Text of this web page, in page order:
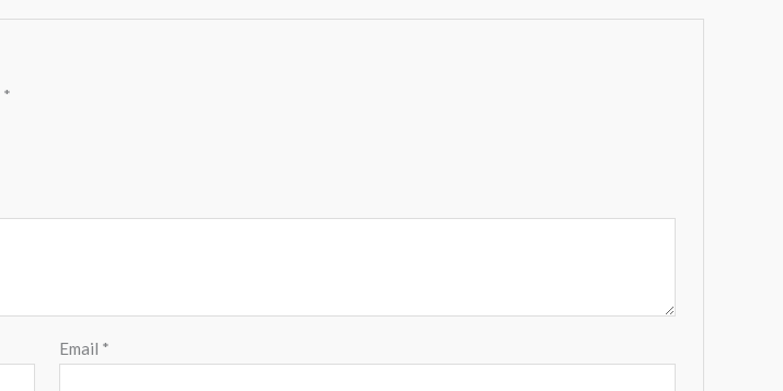
*
Email *